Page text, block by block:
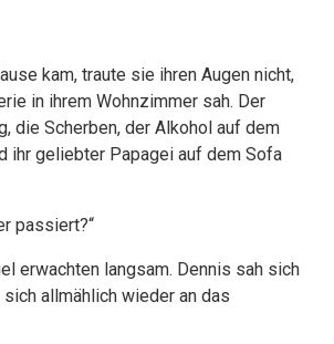
kam, traute sie ihren Augen nicht,
in ihrem Wohnzimmer sah. Der
die Scherben, der Alkohol auf dem
ihr geliebter Papagei auf dem Sofa
passiert?“
erwachten langsam. Dennis sah sich
allmählich wieder an das